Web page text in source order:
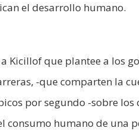
el desarrollo humano.
Kicillof que plantee a los
-que comparten la
por segundo -sobre los
humano de una